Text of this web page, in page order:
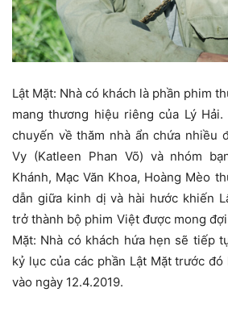
Lật Mặt: Nhà có khách là phần phim
mang thương hiệu riêng của Lý
chuyến về thăm nhà ẩn chứa nhiều
Vy (Katleen Phan Võ) và nhóm
Khánh, Mạc Văn Khoa, Hoàng Mèo
dẫn giữa kinh dị và hài hước khiến
trở thành bộ phim Việt được mong
Mặt: Nhà có khách hứa hẹn sẽ tiếp
kỷ lục của các phần Lật Mặt trước
vào ngày 12.4.2019.